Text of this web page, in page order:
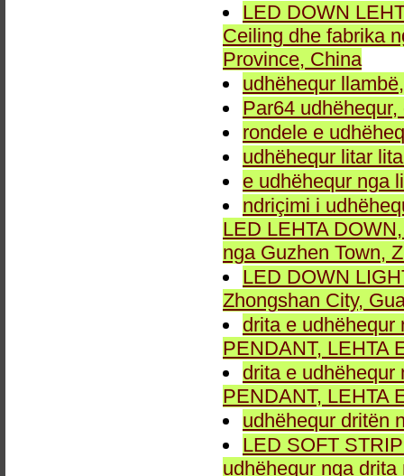
LED DOWN
Ceiling dhe fabrika
Province, China
udhëhequr
Par64
rondele e
udhëhequr litar
e udhëhequr nga
ndriçimi i
LED LEHTA
nga Guzhen Town,
LED DOWN
Zhongshan City,
drita e udhëhequr
PENDANT, LEHTA
drita e udhëhequr
PENDANT, LEHTA
udhëhequr dritën
LED SOFT
udhëhequr nga